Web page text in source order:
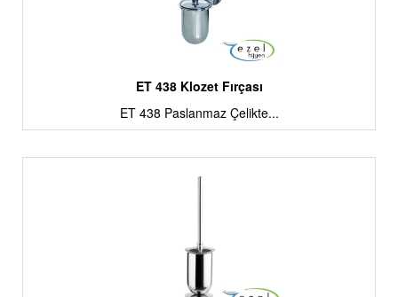
ET 438 Klozet Fırçası
ET 438 Paslanmaz Çelikte...